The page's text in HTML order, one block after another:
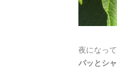
夜になっ
パッとシ